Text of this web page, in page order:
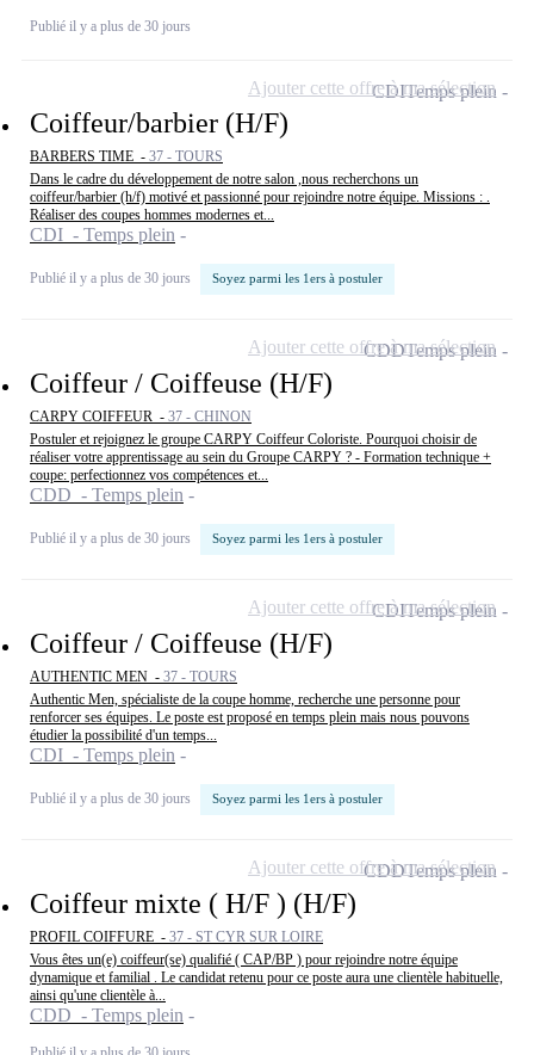
Publié il y a plus de 30 jours
Coiffeur/barbier (H/F)
BARBERS TIME - 37 - TOURS
Dans le cadre du développement de notre salon ,nous recherchons un
coiffeur/barbier (h/f) motivé et passionné pour rejoindre notre équipe. Missions : .
Réaliser des coupes hommes modernes et...
CDI - Temps plein
Publié il y a plus de 30 jours Soyez parmi les 1ers à postuler
CDITemps plein
Ajouter cette offre à ma sélection
Coiffeur / Coiffeuse (H/F)
CARPY COIFFEUR - 37 - CHINON
Postuler et rejoignez le groupe CARPY Coiffeur Coloriste. Pourquoi choisir de
réaliser votre apprentissage au sein du Groupe CARPY ? - Formation technique +
coupe: perfectionnez vos compétences et...
CDD - Temps plein
Publié il y a plus de 30 jours Soyez parmi les 1ers à postuler
CDDTemps plein
Ajouter cette offre à ma sélection
Coiffeur / Coiffeuse (H/F)
AUTHENTIC MEN - 37 - TOURS
Authentic Men, spécialiste de la coupe homme, recherche une personne pour
renforcer ses équipes. Le poste est proposé en temps plein mais nous pouvons
étudier la possibilité d'un temps...
CDI - Temps plein
Publié il y a plus de 30 jours Soyez parmi les 1ers à postuler
CDITemps plein
Ajouter cette offre à ma sélection
Coiffeur mixte ( H/F ) (H/F)
PROFIL COIFFURE - 37 - ST CYR SUR LOIRE
Vous êtes un(e) coiffeur(se) qualifié ( CAP/BP ) pour rejoindre notre équipe
dynamique et familial . Le candidat retenu pour ce poste aura une clientèle habituelle,
ainsi qu'une clientèle à...
CDD - Temps plein
CDDTemps plein
Ajouter cette offre à ma sélection